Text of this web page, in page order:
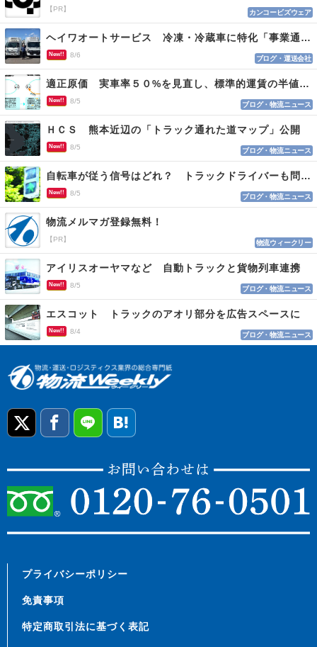
【PR】 カンコービズウェア
ヘイワオートサービス 冷凍・冷蔵車に特化「事業通じ貢献目指す」
New!! 8/6 ブログ・運送会社
適正原価 実車率５０%を見直し、標準的運賃の半値の恐れも
New!! 8/5 ブログ・物流ニュース
ＨＣＳ 熊本近辺の「トラック通れた道マップ」公開
New!! 8/5 ブログ・物流ニュース
自転車が従う信号はどれ？ トラックドライバーも問われる認識
New!! 8/5 ブログ・物流ニュース
物流メルマガ登録無料！
【PR】 物流ウィークリー
アイリスオーヤマなど 自動トラックと貨物列車連携
New!! 8/5 ブログ・物流ニュース
エスコット トラックのアオリ部分を広告スペースに
New!! 8/4 ブログ・物流ニュース
プライバシーポリシー
免責事項
特定商取引法に基づく表記